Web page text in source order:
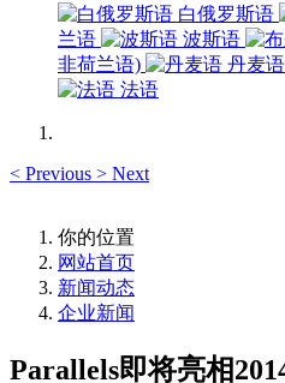
白俄罗斯语
兰语
波斯语
非荷兰语)
丹麦语
法语
< Previous > Next
你的位置
网站首页
新闻动态
企业新闻
Parallels即将亮相